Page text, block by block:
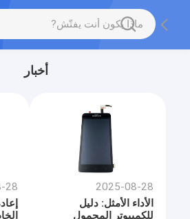
أخبار
2025-08-28
الأداء الأمثل: دليل
للكمبيوتر المحمول
28